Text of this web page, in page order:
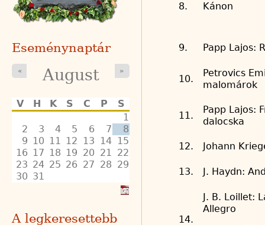
8. Kánon
9. Papp Lajos:
10.
Petrovics
malomárok
11.
Papp Lajos:
dalocska
12. Johann
13. J. Haydn:
14.
J. B. Loillet:
Allegro
Eseménynaptár
« August »
V H K S C P
S
1
2
3 4 5 6 7
8
9 10 11 12 13 14 15
16 17 18 19 20 21
22
23 24 25 26 27 28 29
30 31
A legkeresettebb